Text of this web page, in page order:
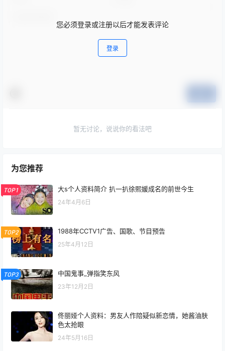
您必须登录或注册以后才能发表评论
登录
暂无讨论，说说你的看法吧
为您推荐
TOP1 大s个人资料简介 扒一扒徐熙媛成名的前世今生
24年4月6日
TOP2 1988年CCTV1广告、国歌、节目预告
25年4月12日
TOP3 中国鬼事_弹指笑东风
23年12月2日
佟丽娅个人资料：男友人作陪疑似新恋情，她酱油肤
色太抢眼
24年5月16日